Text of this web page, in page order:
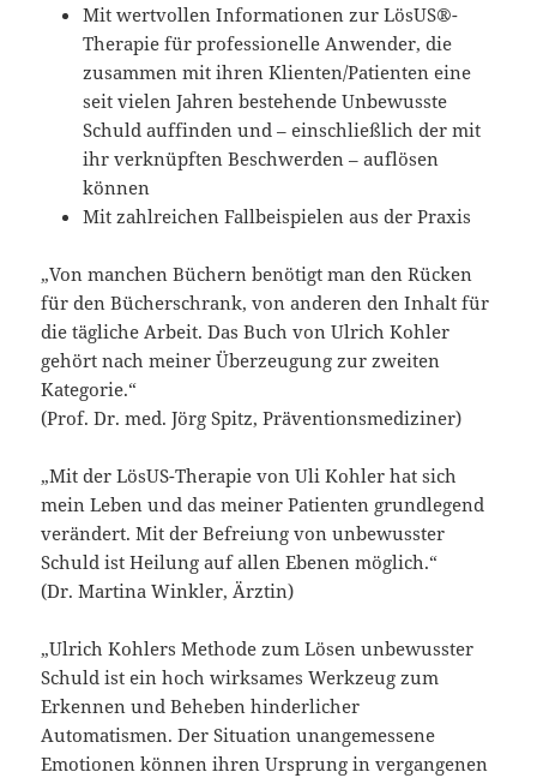
Mit wertvollen Informationen zur LösUS®-
Therapie für professionelle Anwender, die
zusammen mit ihren Klienten/Patienten eine
seit vielen Jahren bestehende Unbewusste
Schuld auffinden und – einschließlich der mit
ihr verknüpften Beschwerden – auflösen
können
Mit zahlreichen Fallbeispielen aus der Praxis
„Von manchen Büchern benötigt man den Rücken
für den Bücherschrank, von anderen den Inhalt für
die tägliche Arbeit. Das Buch von Ulrich Kohler
gehört nach meiner Überzeugung zur zweiten
Kategorie.“
(Prof. Dr. med. Jörg Spitz, Präventionsmediziner)
„Mit der LösUS-Therapie von Uli Kohler hat sich
mein Leben und das meiner Patienten grundlegend
verändert. Mit der Befreiung von unbewusster
Schuld ist Heilung auf allen Ebenen möglich.“
(Dr. Martina Winkler, Ärztin)
„Ulrich Kohlers Methode zum Lösen unbewusster
Schuld ist ein hoch wirksames Werkzeug zum
Erkennen und Beheben hinderlicher
Automatismen. Der Situation unangemessene
Emotionen können ihren Ursprung in vergangenen